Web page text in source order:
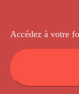
Accédez à votre